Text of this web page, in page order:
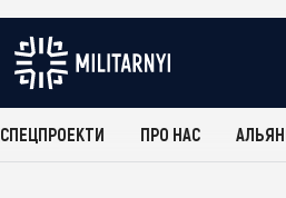
СПЕЦПРОЕКТИ ПРО НАС